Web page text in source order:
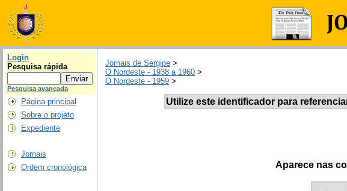
Login
Pesquisa rápida
Pesquisa avançada
Página principal
Sobre o projeto
Expediente
Jornais
Ordem cronológica
Jornais de Sergipe >
O Nordeste - 1938 a 1960 >
O Nordeste - 1959 >
Utilize este identificador para
Aparece nas